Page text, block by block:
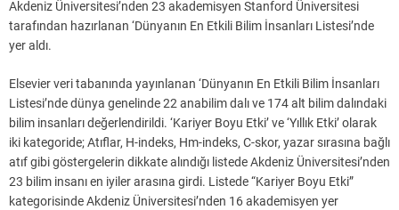
Akdeniz Üniversitesi’nden 23 akademisyen Stanford Üniversitesi
tarafından hazırlanan ‘Dünyanın En Etkili Bilim İnsanları Listesi’nde
yer aldı.
Elsevier veri tabanında yayınlanan ‘Dünyanın En Etkili Bilim İnsanları
Listesi’nde dünya genelinde 22 anabilim dalı ve 174 alt bilim dalındaki
bilim insanları değerlendirildi. ‘Kariyer Boyu Etki’ ve ‘Yıllık Etki’ olarak
iki kategoride; Atıflar, H-indeks, Hm-indeks, C-skor, yazar sırasına bağlı
atıf gibi göstergelerin dikkate alındığı listede Akdeniz Üniversitesi’nden
23 bilim insanı en iyiler arasına girdi. Listede “Kariyer Boyu Etki”
kategorisinde Akdeniz Üniversitesi’nden 16 akademisyen yer